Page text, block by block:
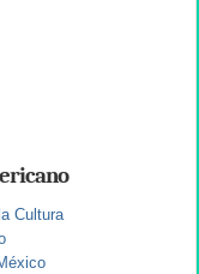
Cultura